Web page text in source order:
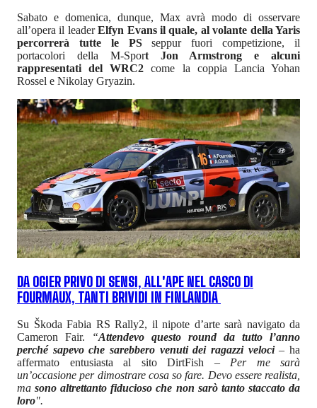
Sabato e domenica, dunque, Max avrà modo di osservare
all’opera il leaderElfyn Evans il quale, al volante della Yaris
percorrerà tutte le PSseppur fuori competizione, il
portacolori della M-Sport Jon Armstrong e alcuni
rappresentati del WRC2come la coppia Lancia Yohan
Rossel e Nikolay Gryazin.
DA OGIER PRIVO DI SENSI, ALL'APE NEL CASCO DI
FOURMAUX, TANTI BRIVIDI IN FINLANDIA
Su Škoda Fabia RS Rally2, il nipote d’arte sarà navigato da
Cameron Fair.
“Attendevo questo round da tutto l’anno
perché sapevo che sarebbero venuti dei ragazzi veloci – ha
affermato entusiasta al sito DirtFish –Per me sarà
un’occasione per dimostrare cosa so fare. Devo essere realista,
masono altrettanto fiducioso che non sarò tanto staccato da
loro".